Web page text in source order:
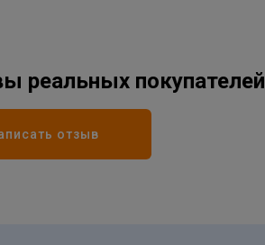
реальных покупателей
отзыв